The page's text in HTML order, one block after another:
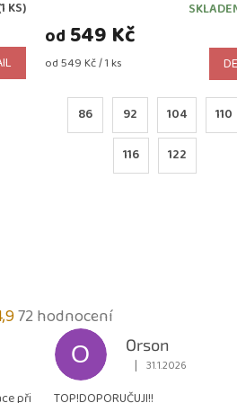
KS)
MODRÁ ROYAL
od 549 Kč
Měrná
od 549 Kč / 1 ks
86 92 104 110
116 122
Průměrné
hodnocení
obchodu
72 hodnocení
5 hvězdiček.
při
O
Orson
Hodnocení obchodu
| 31.1.2026
TOP!DOPORUČUJI!!